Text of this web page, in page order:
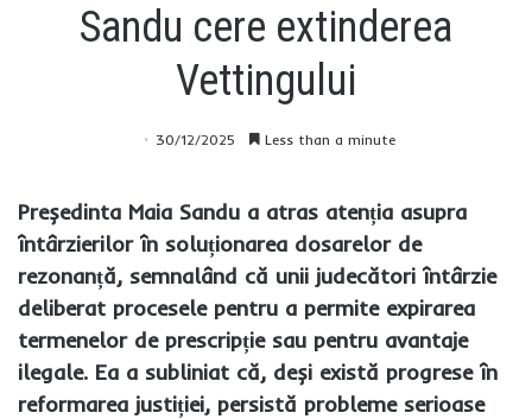
Sandu cere extinderea
Vettingului
30/12/2025 Less than a minute
Președinta Maia Sandu a atras atenția asupra
întârzierilor în soluționarea dosarelor de
rezonanță, semnalând că unii judecători întârzie
deliberat procesele pentru a permite expirarea
termenelor de prescripție sau pentru avantaje
ilegale. Ea a subliniat că, deși există progrese în
reformarea justiției, persistă probleme serioase